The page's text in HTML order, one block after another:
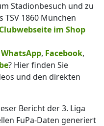
Stadionbesuch und zu
TSV 1860 München
Clubwebseite im Shop
WhatsApp, Facebook,
? Hier finden Sie
und den direkten
Bericht der 3. Liga
FuPa-Daten generiert